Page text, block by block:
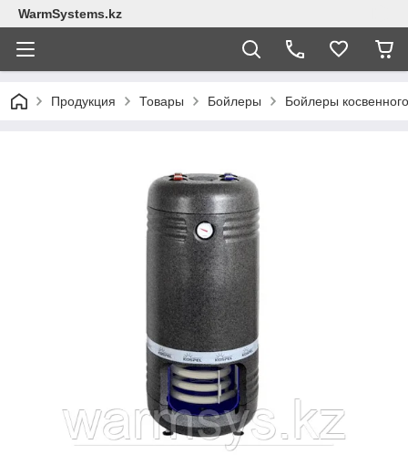
WarmSystems.kz
Продукция Товары Бойлеры Бойлеры